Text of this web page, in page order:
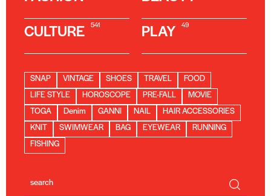
CULTURE 541 PLAY 49
SNAP VINTAGE SHOES TRAVEL
FOOD
LIFE STYLE
HOROSCOPE PRE-FALL
MOVIE
TOGA
Denim GANNI NAIL
HAIR ACCESSORIES
KNIT
SWIMWEAR BAG EYEWEAR
RUNNING
FISHING